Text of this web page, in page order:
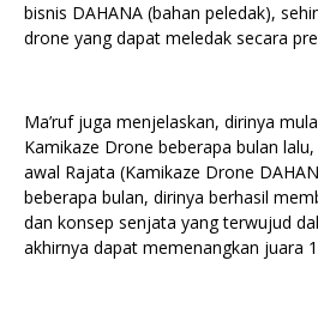
bisnis DAHANA (bahan peledak),
drone yang dapat meledak secara
Ma’ruf juga menjelaskan, dirinya
Kamikaze Drone beberapa bulan
awal Rajata (Kamikaze Drone
beberapa bulan, dirinya berhasil
dan konsep senjata yang terwujud
akhirnya dapat memenangkan juara